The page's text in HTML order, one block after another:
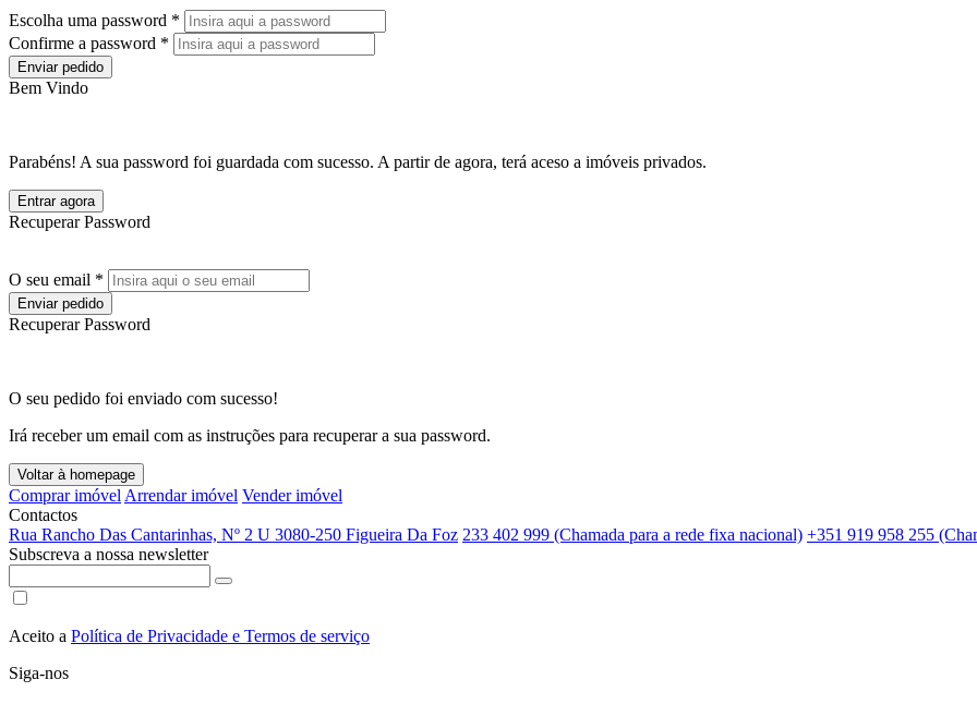
Escolha uma password *
Confirme a password *
Enviar pedido
Bem Vindo
Parabéns! A sua password foi guardada com sucesso. A partir de agora, terá aceso a imóveis privados.
Entrar agora
Recuperar Password
O seu email *
Enviar pedido
Recuperar Password
O seu pedido foi enviado com sucesso!
Irá receber um email com as instruções para recuperar a sua password.
Voltar à homepage
Comprar imóvel Arrendar imóvel Vender imóvel
Contactos
Rua Rancho Das Cantarinhas, Nº 2 U 3080-250 Figueira Da Foz 233 402 999 (Chamada para a rede fixa nacional) +351 919 958 255
Subscreva a nossa newsletter
Aceito a Política de Privacidade e Termos de serviço
Siga-nos